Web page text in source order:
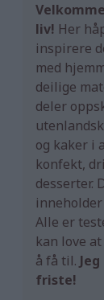
liv! Her
inspirere
med
deilige
deler
og kaker i
konfekt,
desserter.
inneholder
Alle er
kan love
å få til.
friste!